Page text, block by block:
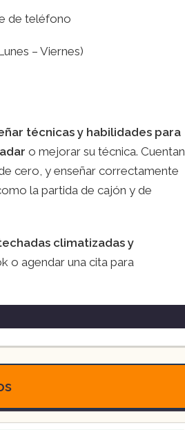
de teléfono
– Viernes)
técnicas y habilidades para
o mejorar su técnica. Cuentan
cero, y enseñar correctamente
la partida de cajón y de
climatizadas y
o agendar una cita para